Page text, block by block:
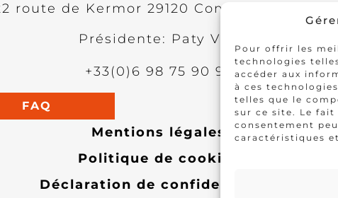
Pour offrir les
technologies
accéder aux
à ces
telles que le
sur ce site. Le fait
consentement
caractéristiques
route de Kermor 29120 Combrit
Présidente: Paty Vilo
+33(0)6 98 75 90 95
FAQ
Mentions légales
Politique de cookies
Déclaration de confidentialité